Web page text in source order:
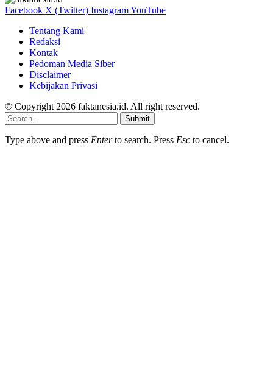
Facebook X (Twitter) InstagramYouTube
Tentang Kami
Redaksi
Kontak
Pedoman Media Siber
Disclaimer
Kebijakan Privasi
© Copyright 2026 faktanesia.id. All right reserved.
Submit
Type above and press Enterto search. Press Esc to cancel.